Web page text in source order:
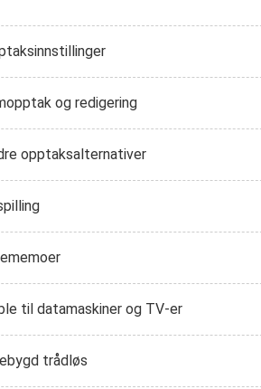
og redigering
opptaksalternativer
til datamaskiner og TV-er
trådløs